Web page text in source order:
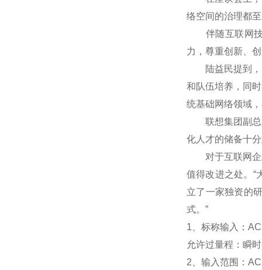
络空间的治理都
伴随互联网技
力，尊重创新、
陆益民提到，
和队伍培养，同
统基础网络领域
联想集团副总裁
化人才的储备十
对于互联网企业
值得改进之处。“
立了一家独资的
式。”
1 、标称输入：
允许过量程：瞬
2 、输入范围：